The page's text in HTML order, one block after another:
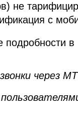
не
с
подробности в
через